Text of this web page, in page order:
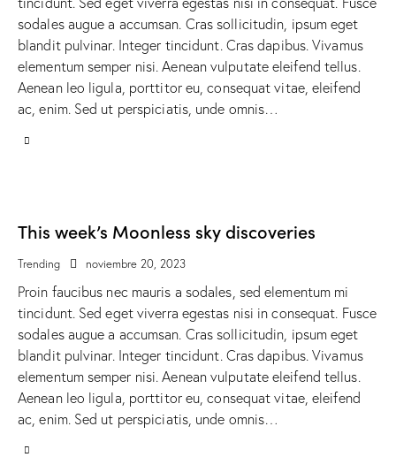
sodales augue a accumsan. Cras sollicitudin, ipsum eget
blandit pulvinar. Integer tincidunt. Cras dapibus. Vivamus
elementum semper nisi. Aenean vulputate eleifend tellus.
Aenean leo ligula, porttitor eu, consequat vitae, eleifend
ac, enim. Sed ut perspiciatis, unde omnis…
This week’s Moonless sky discoveries
Trending noviembre 20, 2023
Proin faucibus nec mauris a sodales, sed elementum mi
tincidunt. Sed eget viverra egestas nisi in consequat. Fusce
sodales augue a accumsan. Cras sollicitudin, ipsum eget
blandit pulvinar. Integer tincidunt. Cras dapibus. Vivamus
elementum semper nisi. Aenean vulputate eleifend tellus.
Aenean leo ligula, porttitor eu, consequat vitae, eleifend
ac, enim. Sed ut perspiciatis, unde omnis…